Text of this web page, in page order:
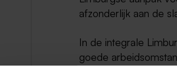
afzonderlijk aan de
In de integrale
goede